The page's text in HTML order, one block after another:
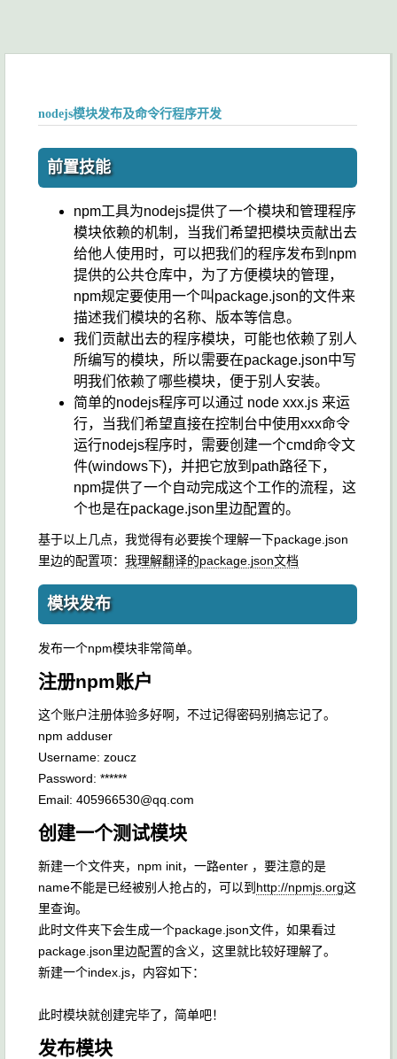
nodejs模块发布及命令行程序开发
前置技能
npm工具为nodejs提供了一个模块和管理程序
模块依赖的机制，当我们希望把模块贡献出去
给他人使用时，可以把我们的程序发布到npm
提供的公共仓库中，为了方便模块的管理，
npm规定要使用一个叫package.json的文件来
描述我们模块的名称、版本等信息。
我们贡献出去的程序模块，可能也依赖了别人
所编写的模块，所以需要在package.json中写
明我们依赖了哪些模块，便于别人安装。
简单的nodejs程序可以通过 node xxx.js 来运
行，当我们希望直接在控制台中使用xxx命令
运行nodejs程序时，需要创建一个cmd命令文
件(windows下)，并把它放到path路径下，
npm提供了一个自动完成这个工作的流程，这
个也是在package.json里边配置的。
基于以上几点，我觉得有必要挨个理解一下package.json
里边的配置项： 我理解翻译的package.json文档
模块发布
发布一个npm模块非常简单。
注册npm账户
这个账户注册体验多好啊，不过记得密码别搞忘记了。
npm adduser
Username: zoucz
Password: ******
Email: 405966530@qq.com
创建一个测试模块
新建一个文件夹，npm init，一路enter ，要注意的是
name不能是已经被别人抢占的，可以到 http://npmjs.org这
里查询。
此时文件夹下会生成一个package.json文件，如果看过
package.json里边配置的含义，这里就比较好理解了。
新建一个index.js，内容如下：
此时模块就创建完毕了，简单吧！
发布模块